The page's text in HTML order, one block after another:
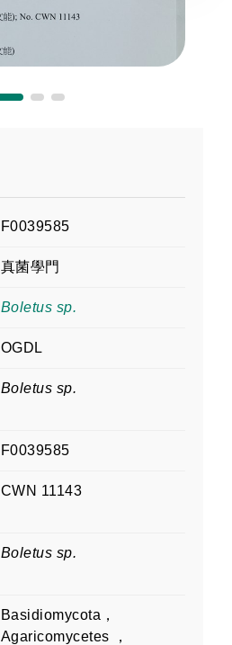
F0039585
真菌學門
Boletus sp.
OGDL
Boletus sp.
F0039585
CWN 11143
Boletus sp.
Basidiomycota，
Agaricomycetes ，